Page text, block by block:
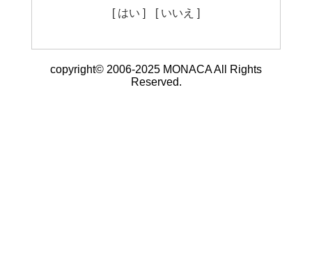
[ はい ] [ いいえ ]
copyright© 2006-2025 MONACA All Rights
Reserved.